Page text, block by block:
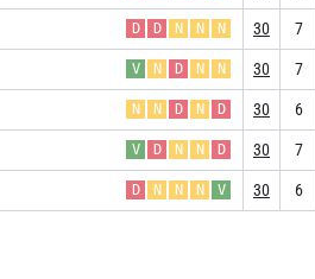
D D N N N 30 7
V N D N N 30 7
N N D N D 30 6
V D N N D 30 7
D N N N V 30 6